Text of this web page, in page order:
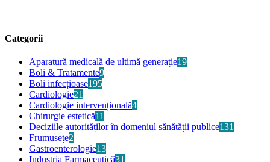
Categorii
Aparatură medicală de ultimă generație19
Boli & Tratamente9
Boli infecțioase195
Cardiologie21
Cardiologie intervențională4
Chirurgie estetică11
Deciziile autorităților în domeniul sănătății publice131
Frumusețe2
Gastroenterologie13
Industria Farmaceutică31